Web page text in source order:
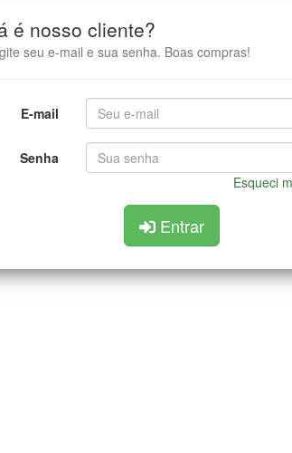
é nosso cliente?
seu e-mail e sua senha. Boas compras!
E-mail
Senha
Esqueci
Entrar